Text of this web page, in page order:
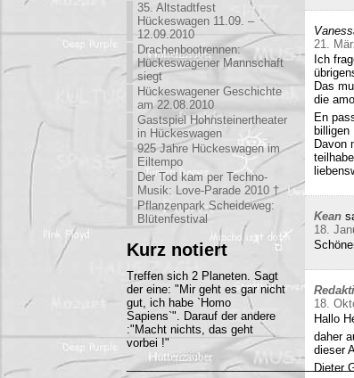
35. Altstadtfest
Hückeswagen 11.09. –
12.09.2010
Drachenbootrennen:
Hückeswagener Mannschaft
siegt
Hückeswagener Geschichte
am 22.08.2010
Gastspiel Hohnsteinertheater
in Hückeswagen
925 Jahre Hückeswagen im
Eiltempo
Der Tod kam per Techno-
Musik: Love-Parade 2010 †
Pflanzenpark Scheideweg:
Blütenfestival
Kurz notiert
Treffen sich 2 Planeten. Sagt
der eine: "Mir geht es gar nicht
gut, ich habe `Homo
Sapiens`". Darauf der andere
:"Macht nichts, das geht
vorbei !"
21.
Ich
Das
die
En
Davon
Kean
18.
18.
Hallo
daher
dieser
Dieter